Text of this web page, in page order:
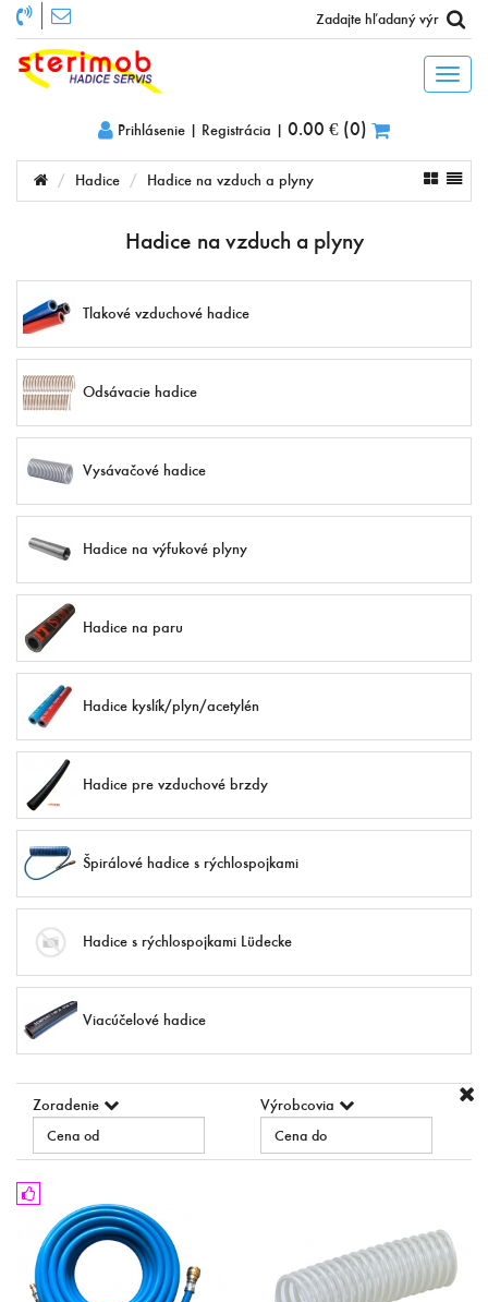
Prihlásenie | Registrácia | 0.00 € (0)
Hadice Hadice na vzduch a plyny
Hadice na vzduch a plyny
Tlakové vzduchové hadice
Odsávacie hadice
Vysávačové hadice
Hadice na výfukové plyny
Hadice na paru
Hadice kyslík/plyn/acetylén
Hadice pre vzduchové brzdy
Špirálové hadice s rýchlospojkami
Hadice s rýchlospojkami Lüdecke
Viacúčelové hadice
Zoradenie Výrobcovia